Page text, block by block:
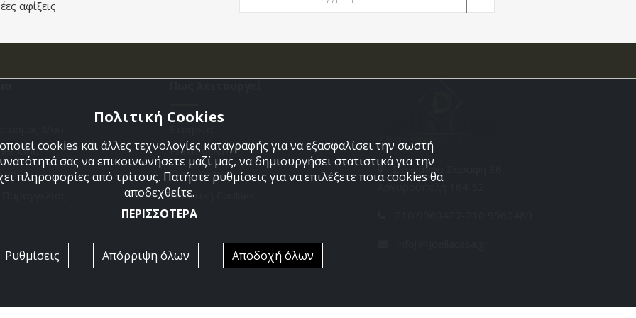
αφίξεις
Μου
Επικοινωνια
Όροι Χρήσης
Πολιτική Cookies
Στεφάνου Σαράφη 36,
Πολιτική Cookies
cookies και άλλες τεχνολογίες καταγραφής για να εξασφαλίσει την σωστή
σας να επικοινωνήσετε μαζί μας, να δημιουργήσει στατιστικά για την
πληροφορίες από τρίτους. Πατήστε ρυθμίσεις για να επιλέξετε ποια cookies θα
αποδεχθείτε.
ΠΕΡΙΣΣΟΤΕΡΑ
Ρυθμίσεις Απόρριψη όλων Αποδοχή όλων